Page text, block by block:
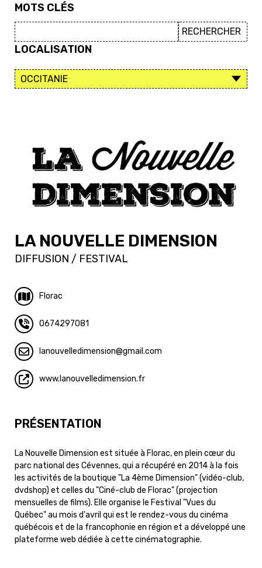
MOTS CLÉS
LOCALISATION
LA NOUVELLE DIMENSION
DIFFUSION / FESTIVAL
Florac
0674297081
lanouvelledimension gmail.com
www.lanouvelledimension.fr
PRÉSENTATION
La Nouvelle Dimension est située à Florac, en plein cœur du
parc national des Cévennes, qui a récupéré en 2014 à la fois
les activités de la boutique "La 4ème Dimension" (vidéo-club,
dvdshop) et celles du "Ciné-club de Florac" (projection
mensuelles de films). Elle organise le Festival "Vues du
Québec" au mois d'avril qui est le rendez-vous du cinéma
québécois et de la francophonie en région et a développé une
plateforme web dédiée à cette cinématographie.